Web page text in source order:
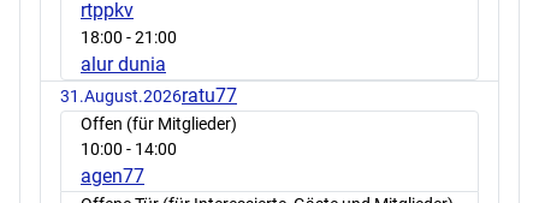
rtppkv
18:00 - 21:00
alur dunia
31.August.2026ratu77
Offen (für Mitglieder)
10:00 - 14:00
agen77